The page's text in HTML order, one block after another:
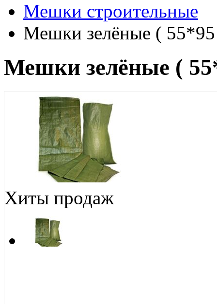
Мешки строительные
Мешки зелёные (
Мешки зелёные (
Хиты продаж